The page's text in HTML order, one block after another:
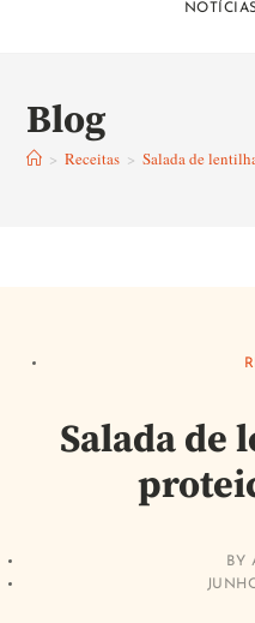
Blog
> Receitas > Salada de
Salada de
BY